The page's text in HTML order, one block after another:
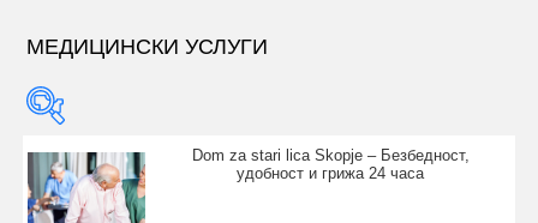
МЕДИЦИНСКИ УСЛУГИ
Product categories
Product categories
Dom za stari lica Skopje – Безбедност,
удобност и грижа 24 часа